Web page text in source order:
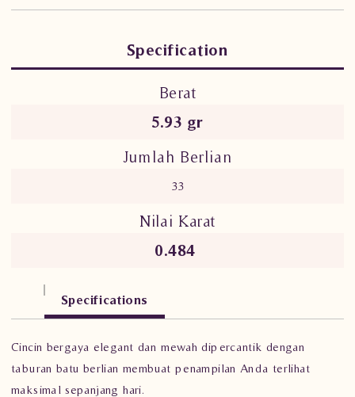
Specification
Berat
5.93 gr
Jumlah Berlian
33
Nilai Karat
0.484
Specifications
Cincin bergaya elegant dan mewah dipercantik dengan
taburan batu berlian membuat penampilan Anda terlihat
maksimal sepanjang hari.